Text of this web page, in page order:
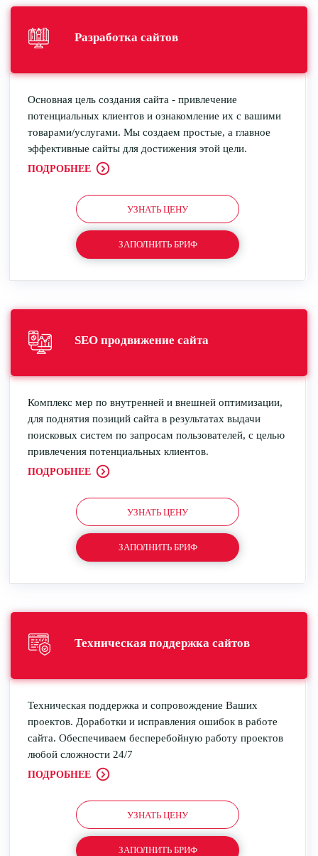
Разработка сайтов
Основная цель создания сайта - привлечение
потенциальных клиентов и ознакомление их с вашими
товарами/услугами. Мы создаем простые, а главное
эффективные сайты для достижения этой цели.
ПОДРОБНЕЕ
УЗНАТЬ ЦЕНУ
ЗАПОЛНИТЬ БРИФ
SEO продвижение сайта
Комплекс мер по внутренней и внешней оптимизации,
для поднятия позиций сайта в результатах выдачи
поисковых систем по запросам пользователей, с целью
привлечения потенциальных клиентов.
ПОДРОБНЕЕ
УЗНАТЬ ЦЕНУ
ЗАПОЛНИТЬ БРИФ
Техническая поддержка сайтов
Техническая поддержка и сопровождение Ваших
проектов. Доработки и исправления ошибок в работе
сайта. Обеспечиваем бесперебойную работу проектов
любой сложности 24/7
ПОДРОБНЕЕ
УЗНАТЬ ЦЕНУ
ЗАПОЛНИТЬ БРИФ